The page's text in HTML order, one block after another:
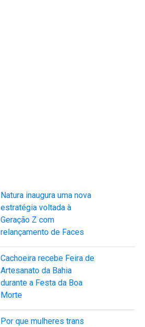
Natura inaugura uma nova
estratégia voltada à
Geração Z com
relançamento de Faces
Cachoeira recebe Feira de
Artesanato da Bahia
durante a Festa da Boa
Morte
Por que mulheres trans